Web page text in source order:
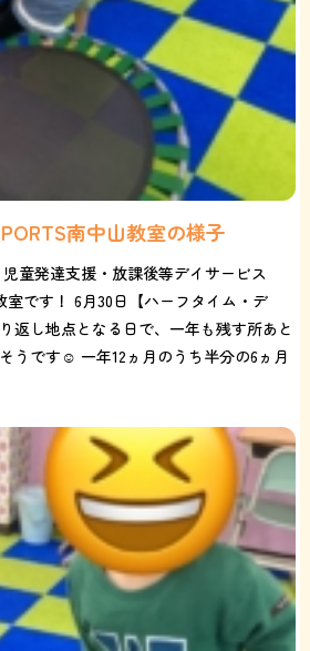
南中山教室の様子
童発達支援・放課後等デイサービス
室です！ 6月30日【ハーフタイム・デ
返し地点となる日で、一年も残す所あと
うです☺️ 一年12ヵ月のうち半分の6ヵ月